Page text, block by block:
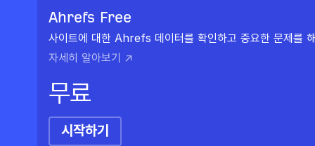
Ahrefs Free
사이트에 대한 Ahrefs 데이터를 확인하고 중요한 문제를
자세히 알아보기 ↗
무료
시작하기